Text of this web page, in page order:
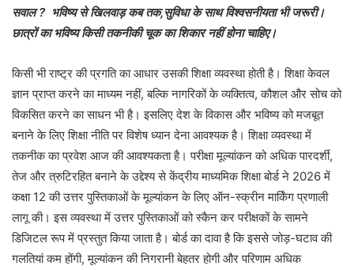
सवाल ? भविष्य से खिलवाड़ कब तक,सुविधा के साथ विश्वसनीयता भी जरूरी।
छात्रों का भविष्य किसी तकनीकी चूक का शिकार नहीं होना चाहिए।
किसी भी राष्ट्र की प्रगति का आधार उसकी शिक्षा व्यवस्था होती है। शिक्षा केवल
ज्ञान प्राप्त करने का माध्यम नहीं, बल्कि नागरिकों के व्यक्तित्व, कौशल और सोच को
विकसित करने का साधन भी है। इसलिए देश के विकास और भविष्य को मजबूत
बनाने के लिए शिक्षा नीति पर विशेष ध्यान देना आवश्यक है। शिक्षा व्यवस्था में
तकनीक का प्रवेश आज की आवश्यकता है। परीक्षा मूल्यांकन को अधिक पारदर्शी,
तेज और त्रुटिरहित बनाने के उद्देश्य से केंद्रीय माध्यमिक शिक्षा बोर्ड ने 2026 में
कक्षा 12 की उत्तर पुस्तिकाओं के मूल्यांकन के लिए ऑन-स्क्रीन मार्किंग प्रणाली
लागू की। इस व्यवस्था में उत्तर पुस्तिकाओं को स्कैन कर परीक्षकों के सामने
डिजिटल रूप में प्रस्तुत किया जाता है। बोर्ड का दावा है कि इससे जोड़-घटाव की
गलतियां कम होंगी, मूल्यांकन की निगरानी बेहतर होगी और परिणाम अधिक